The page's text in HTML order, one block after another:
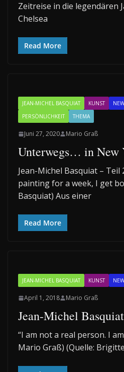
Zeitreise in die legendären
Chelsea
Read More
JEAN-MICHEL BASQUIAT KUNST
PERSÖNLICHKEIT
THEMA
Juni 27, 2020 Mario Graß
Unterwegs… in New
Jean-Michel Basquiat – Teil
painting for a week, I get
Basquiat) Aus einer
Read More
JEAN-MICHEL BASQUIAT KUNST
April 1, 2018 Mario Graß
Jean-Michel
“I am not a real person. I
Mario Graß) (Quelle: